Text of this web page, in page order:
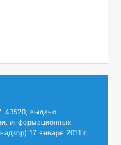
43520, выдано
информационных
17 января 2011 г.